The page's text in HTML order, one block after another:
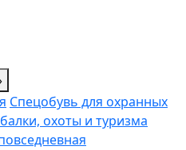
Спецобувь для охранных
охоты и туризма